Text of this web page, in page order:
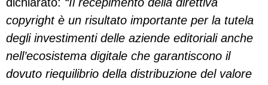
copyright è un risultato importante per la tutela
degli investimenti delle aziende editoriali anche
nell’ecosistema digitale che garantiscono il
dovuto riequilibrio della distribuzione del valore